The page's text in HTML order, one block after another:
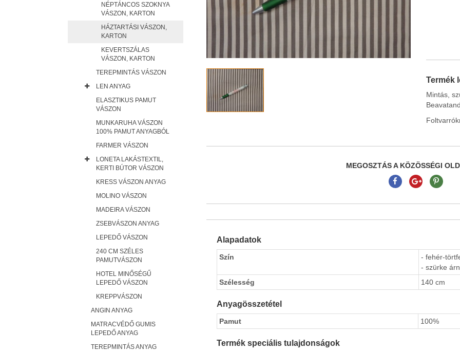
Termék
Mintás,
MEGOSZTÁS A KÖZÖSSÉGI
Alapadatok
Szín
- fehér-
- szürke
Szélesség
140 cm
Anyagösszetétel
Pamut 100%
Termék speciális tulajdonságok
NÉPTÁNCOS SZOKNYA
VÁSZON, KARTON
HÁZTARTÁSI VÁSZON,
KARTON
KEVERTSZÁLAS
VÁSZON, KARTON
TEREPMINTÁS VÁSZON
LEN ANYAG
ELASZTIKUS PAMUT
VÁSZON
MUNKARUHA VÁSZON
100% PAMUT ANYAGBÓL
FARMER VÁSZON
LONETA LAKÁSTEXTIL,
KERTI BÚTOR VÁSZON
KRESS VÁSZON ANYAG
MOLINO VÁSZON
MADEIRA VÁSZON
ZSEBVÁSZON ANYAG
LEPEDŐ VÁSZON
240 CM SZÉLES
PAMUTVÁSZON
HOTEL MINŐSÉGŰ
LEPEDŐ VÁSZON
KREPPVÁSZON
ANGIN ANYAG
MATRACVÉDŐ GUMIS
LEPEDŐ ANYAG
TEREPMINTÁS ANYAG